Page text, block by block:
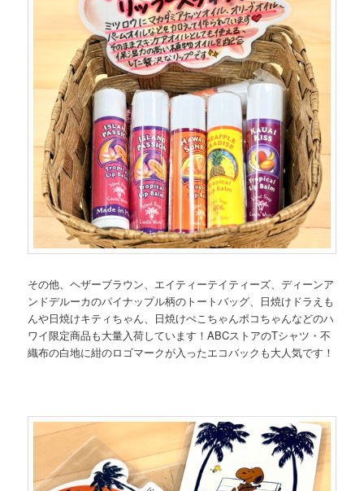
その他、ヘザーブラウン、エイティーテイティーズ、ディーンア
ンドデルーカのパイナップル柄のトートバッグ、日焼けドラえも
んや日焼けキティちゃん、日焼けぺこちゃんポコちゃんなどのハ
ワイ限定商品も大量入荷しています！ABCストアのTシャツ・不
織布の白地に紺のロゴマークが入ったエコバックも大人気です！